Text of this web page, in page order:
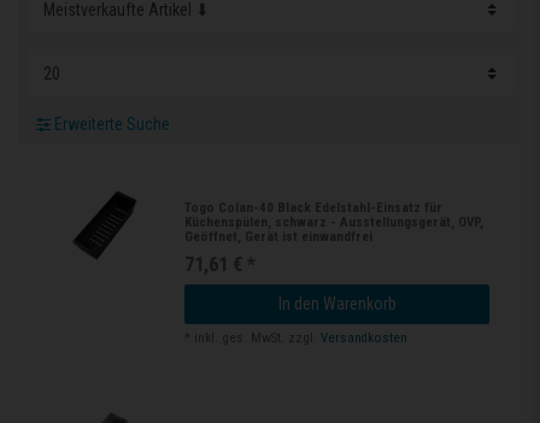
Erweiterte Suche
Togo Colan-40 Black Edelstahl-Einsatz für
Küchenspülen, schwarz - Ausstellungsgerät, OVP,
Geöffnet, Gerät ist einwandfrei
71,61 € *
In den Warenkorb
* inkl. ges. MwSt. zzgl.Versandkosten